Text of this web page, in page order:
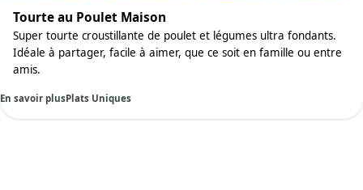
Tourte au Poulet Maison
Super tourte croustillante de poulet et légumes ultra fondants.
Idéale à partager, facile à aimer, que ce soit en famille ou entre
amis.
En savoir plusPlats Uniques